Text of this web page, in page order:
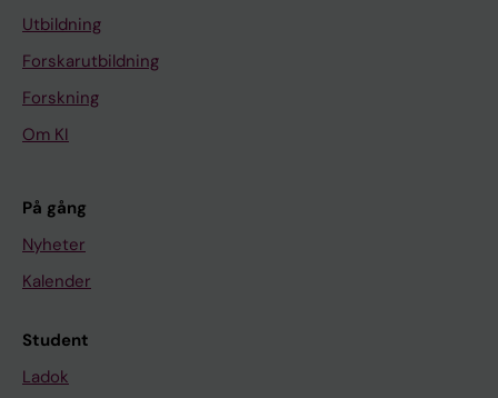
Utbildning
Forskarutbildning
Forskning
Om KI
På gång
Nyheter
Kalender
Student
Ladok